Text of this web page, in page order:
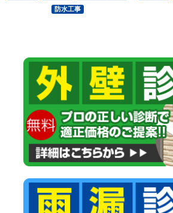
防水工事